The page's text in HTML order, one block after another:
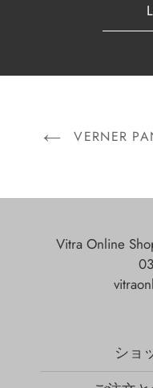
VERNER
Vitra Online
ショ